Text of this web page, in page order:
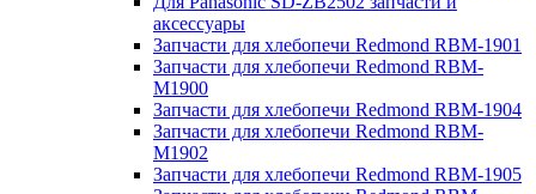
аксессуары
Запчасти для хлебопечи Redmond RBM-1901
Запчасти для хлебопечи Redmond RBM-
M1900
Запчасти для хлебопечи Redmond RBM-1904
Запчасти для хлебопечи Redmond RBM-
M1902
Запчасти для хлебопечи Redmond RBM-1905